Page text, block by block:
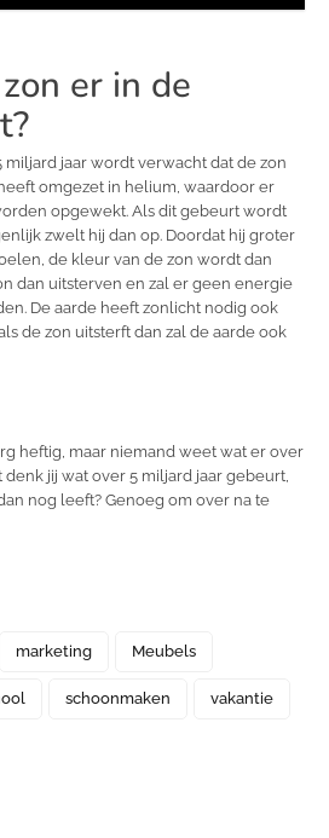
er in de
miljard jaar wordt verwacht dat de zon
omgezet in helium, waardoor er
opgewekt. Als dit gebeurt wordt
zwelt hij dan op. Doordat hij groter
de kleur van de zon wordt dan
dan uitsterven en zal er geen energie
De aarde heeft zonlicht nodig ook
als de zon uitsterft dan zal de aarde ook
heftig, maar niemand weet wat er over
denk jij wat over 5 miljard jaar gebeurt,
nog leeft? Genoeg om over na te
marketing Meubels
schoonmaken vakantie